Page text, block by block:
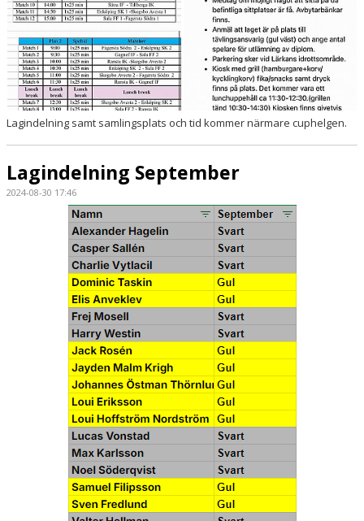
Lagindelning samt samlingsplats och tid kommer närmare cuphelgen.
Lagindelning September
2024-08-30 17:46